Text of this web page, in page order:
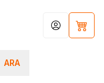
ARA
Hesabım